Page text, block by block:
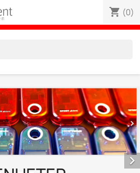
shopping_cart (0)
